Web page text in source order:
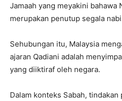
Jamaah yang meyakini bahawa
merupakan penutup segala
Sehubungan itu, Malaysia
ajaran Qadiani adalah
yang diiktiraf oleh negara.
Dalam konteks Sabah, tindakan